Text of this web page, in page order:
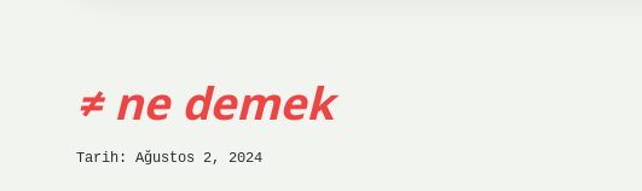
Anlık
Haber
≠ ne demek
Tarih: Ağustos 2, 2024